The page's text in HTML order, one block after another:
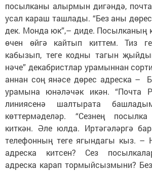
посылканы алырмын ди­гәндә,
усал караш ташлады. “Без аны
дек. Монда юк”,– диде. По­сыл­каның
өчен өйгә кайтып киттем. Тиз
кабызып, теге кодны тагын
нәче” декабристлар урамыннан
аннан соң янәсе дөрес адреска –
урамына юнә­лә­чәк икән. “Почта
линиясенә шалтырата
көттермәделәр. “Сез­нең
киткән. Әле юлда. Иртәгәләргә
телефонның теге ягындагы кыз. –
адреска китсен? Сез
адреска карап тормыйсызмыни?